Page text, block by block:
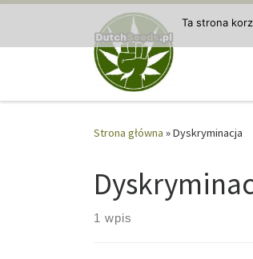
Przejdź do treści
Strona główna »Dyskryminacja
1 wpis
Ta strona